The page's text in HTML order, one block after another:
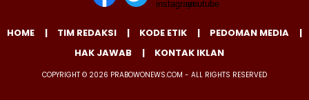
HOME TIM REDAKSI KODE ETIK
PEDOMAN MEDIA
HAK JAWAB
KONTAK IKLAN
COPYRIGHT © 2026 PRABOWONEWS.COM - ALL RIGHTS RESERVED